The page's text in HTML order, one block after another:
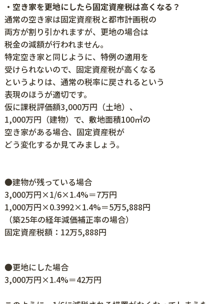
・空き家を更地にしたら固定資産税は高くなる？
通常の空き家は固定資産税と都市計画税の
両方が割り引かれますが、更地の場合は
税金の減額が行われません。
特定空き家と同じように、特例の適用を
受けられないので、固定資産税が高くなる
というよりは、通常の税率に戻されるという
表現のほうが適切です。
仮に課税評価額3,000万円（土地）、
1,000万円（建物）で、敷地面積100㎡の
空き家がある場合、固定資産税が
どう変化するか見てみましょう。
●建物が残っている場合
3,000万円×1/6×1.4%＝7万円
1,000万円×0.3992×1.4%＝5万5,888円
（築25年の経年減価補正率の場合）
固定資産税額：12万5,888円
●更地にした場合
3,000万円×1.4%＝42万円